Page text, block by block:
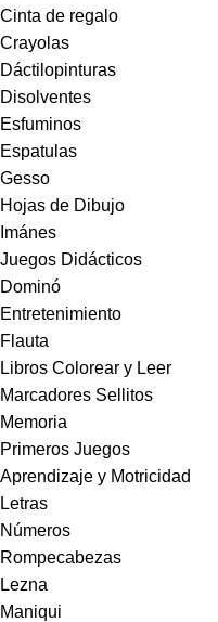
Cinta de regalo
Crayolas
Dáctilopinturas
Disolventes
Esfuminos
Espatulas
Gesso
Hojas de Dibujo
Imánes
Juegos Didácticos
Dominó
Entretenimiento
Flauta
Libros Colorear y Leer
Marcadores Sellitos
Memoria
Primeros Juegos
Aprendizaje y Motricidad
Letras
Números
Rompecabezas
Lezna
Maniqui